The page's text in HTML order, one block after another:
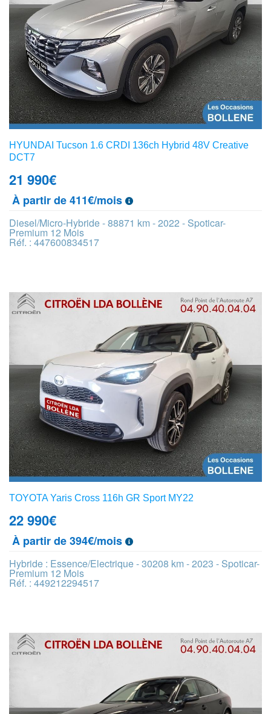
HYUNDAI Tucson 1.6 CRDI 136ch Hybrid 48V Creative
DCT7
21 990€
À partir de 411€/mois
Diesel/Micro-Hybride - 88871 km - 2022 - Spoticar-
Premium 12 Mois
Réf. : 447600834517
TOYOTA Yaris Cross 116h GR Sport MY22
22 990€
À partir de 394€/mois
Hybride : Essence/Electrique - 30208 km - 2023 - Spoticar-
Premium 12 Mois
Réf. : 449212294517